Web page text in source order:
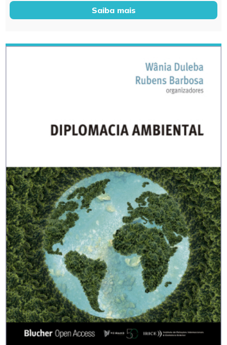
Saiba mais